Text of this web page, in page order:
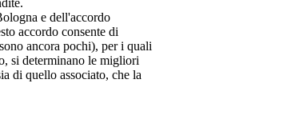
e dell'accordo
accordo consente di
ancora pochi), per i quali
si determinano le migliori
di quello associato, che la